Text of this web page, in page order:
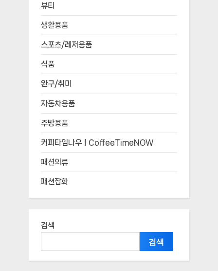
뷰티
생활용품
스포츠/레저용품
식품
완구/취미
자동차용품
주방용품
커피타임나우ㅣCoffeeTimeNOW
패션의류
패션잡화
검색
검색